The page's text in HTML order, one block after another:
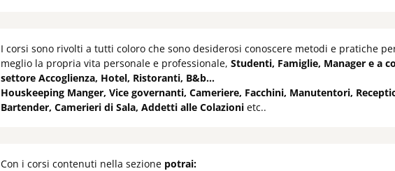
I corsi sono rivolti a tutti coloro che sono desiderosi conoscere metodi e pratiche
meglio la propria vita personale e professionale, Studenti, Famiglie, Manager e a
settore Accoglienza, Hotel, Ristoranti, B&b…
Houskeeping Manger, Vice governanti, Cameriere, Facchini, Manutentori,
Bartender, Camerieri di Sala, Addetti alle Colazioni etc..
Con i corsi contenuti nella sezione potrai: